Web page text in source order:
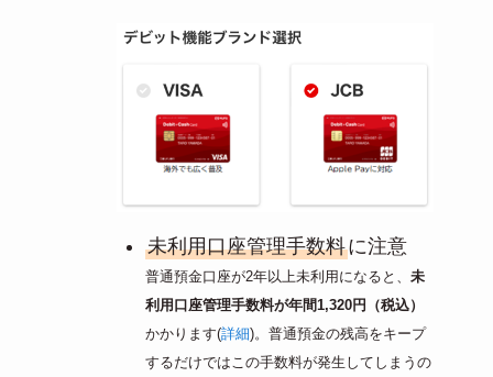
未利用口座管理手数料に注意
普通預金口座が2年以上未利用になると、未
利用口座管理手数料が年間1,320円（税込）
かかります(詳細)。普通預金の残高をキープ
するだけではこの手数料が発生してしまうの